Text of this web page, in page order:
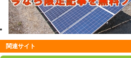
関連サイト